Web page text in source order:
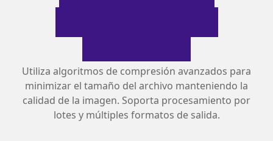
Utiliza algoritmos de compresión avanzados para
minimizar el tamaño del archivo manteniendo la
calidad de la imagen. Soporta procesamiento por
lotes y múltiples formatos de salida.